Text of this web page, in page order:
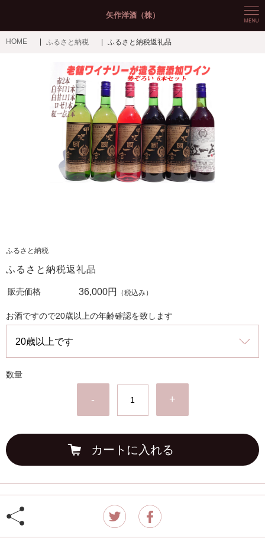
矢作洋酒（株）
HOME ふるさと納税 ふるさと納税返礼品
ふるさと納税
ふるさと納税返礼品
販売価格 36,000円 （税込み）
お酒ですので20歳以上の年齢確認を致します
数量
- +
カートに入れる